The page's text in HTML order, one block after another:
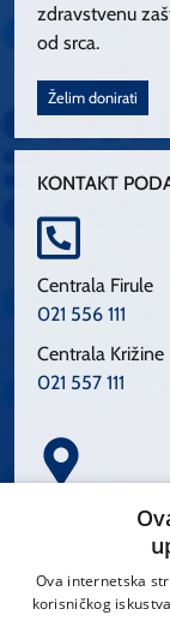
zdravstvenu
od srca.
Želim donirati
KONTAKT
Centrala Firule
021 556 111
Centrala Križine
021 557 111
Spinčićeva 1,
Ova internetska
korisničkog